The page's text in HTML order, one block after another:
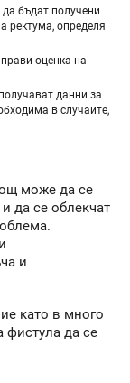
бъдат получени
ректума, определя
оценка на
данни за
в случаите,
може да се
да се облекчат
и
като в много
фистула да се